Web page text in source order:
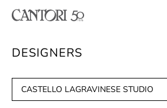
DESIGNERS
CASTELLO LAGRAVINESE STUDIO